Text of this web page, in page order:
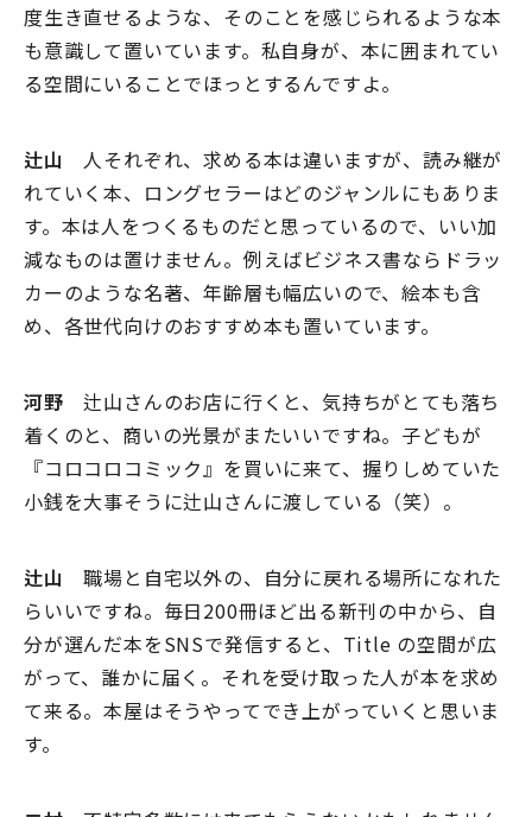
度生き直せるような、そのことを感じられるような本
も意識して置いています。私自身が、本に囲まれてい
る空間にいることでほっとするんですよ。
辻山
人それぞれ、求める本は違いますが、読み継が
れていく本、ロングセラーはどのジャンルにもありま
す。本は人をつくるものだと思っているので、いい加
減なものは置けません。例えばビジネス書ならドラッ
カーのような名著、年齢層も幅広いので、絵本も含
め、各世代向けのおすすめ本も置いています。
河野 辻山さんのお店に行くと、気持ちがとても落ち
着くのと、商いの光景がまたいいですね。子どもが
『コロコロコミック』を買いに来て、握りしめていた
小銭を大事そうに辻山さんに渡している（笑）。
辻山
職場と自宅以外の、自分に戻れる場所になれた
らいいですね。毎日200冊ほど出る新刊の中から、自
分が選んだ本をSNSで発信すると、Title の空間が広
がって、誰かに届く。それを受け取った人が本を求め
て来る。本屋はそうやってでき上がっていくと思いま
す。